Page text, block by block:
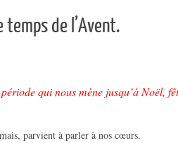
temps de l’Avent.
qui nous mène jusqu’à Noël,
parvient à parler à nos cœurs.